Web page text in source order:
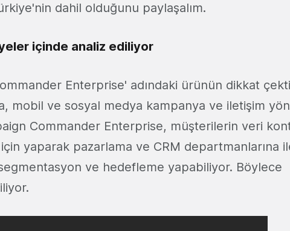
dahil olduğunu paylaşalım.
içinde analiz ediliyor
Enterprise' adındaki ürünün dikkat
mobil ve sosyal medya kampanya ve iletişim
Commander Enterprise, müşterilerin veri
yaparak pazarlama ve CRM departmanlarına
ve hedefleme yapabiliyor. Böylece